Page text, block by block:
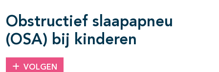
Obstructief slaapapneu
(OSA) bij kinderen
VOLGEN